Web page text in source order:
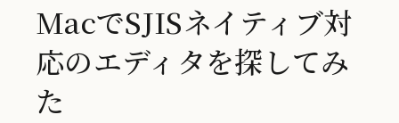
MacでSJISネイティブ対
応のエディタを探してみ
た